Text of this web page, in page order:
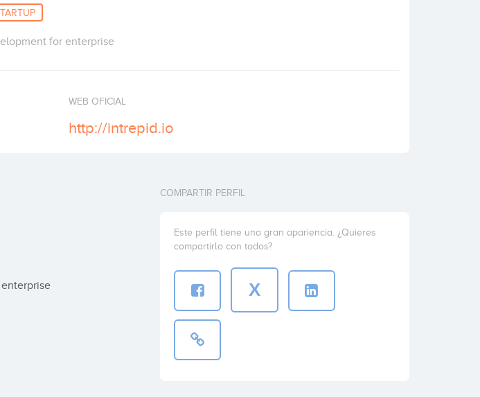
for enterprise
WEB OFICIAL
http://intrepid.io
COMPARTIR PERFIL
Este perfil tiene una gran apariencia. ¿Quieres
compartirlo con todos?
X